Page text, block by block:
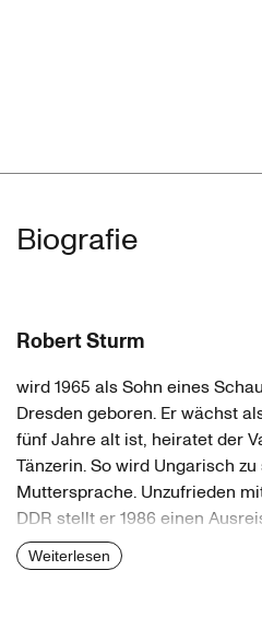
Biografie
Robert Sturm
wird 1965 als Sohn eines
Dresden geboren. Er wächst
fünf Jahre alt ist, heiratet der
Tänzerin. So wird Ungarisch
Muttersprache. Unzufrieden
DDR stellt er 1986 einen
1989 kann er in den Westen
Jahr darauf in Köln ein
Weiterlesen